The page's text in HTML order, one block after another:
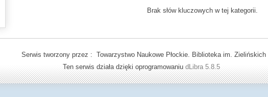
Brak słów kluczowych w tej kategorii.
Serwis tworzony przez : Towarzystwo Naukowe Płockie. Biblioteka im. Zielińskich
Ten serwis działa dzięki oprogramowaniu dLibra 5.8.5